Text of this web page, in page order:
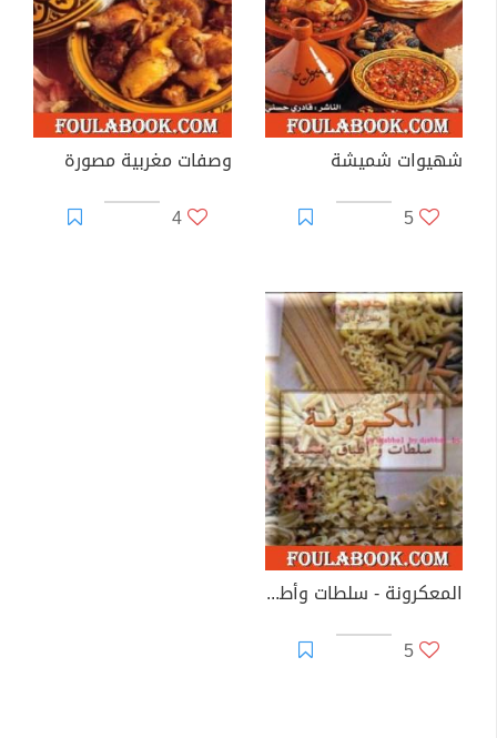
شهيوات شميشة
5
وصفات مغربية مصورة
4
المعكرونة - سلطات وأطباق أساسية
5